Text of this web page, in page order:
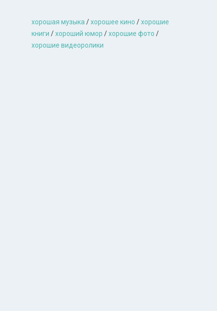
хорошая музыкa /хорошее кино /хорошие
книги /хороший юмор /хорошие фото /
хорошие видеоролики